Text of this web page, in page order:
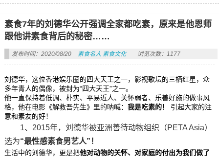
素食7年的刘德华公开强调全家都吃素，原来是他恩师
跟他讲素食背后的秘密……
发布时间：2020/08/20 素食名人 素食文化 浏览次数：1177
刘德华，这位香港娱乐圈的四大天王之一，影视歌坛的三栖红星，众
多年青人的偶像，被封为“四大天王”之一。
他一直保持着低调、朴实、平易近人、关怀弱者、乐善好施的做事风
格，他在电影《解救吾先生》里的呐喊： 我是吃素的！
引起大家的注
意和素友的好！
1、2015年，刘德华被亚洲善待动物组织（PETA Asia）
选为“最性感素食男艺人”！
生活中的刘德华，更是把他对动物的关怀、对家庭的付出为我们做了